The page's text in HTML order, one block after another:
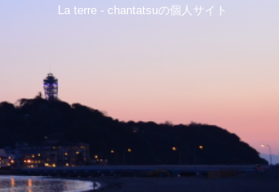
La terre - chantatsuの個人サイト